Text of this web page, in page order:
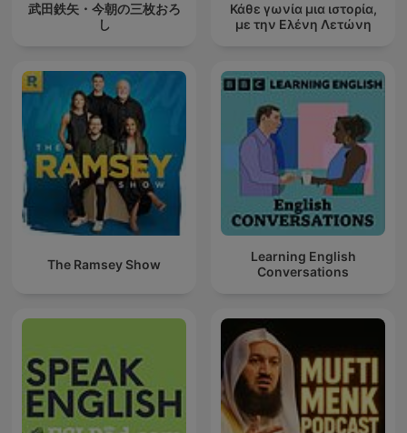
武田鉄矢・今朝の三枚おろ
し
Κάθε γωνία μια ιστορία,
με την Ελένη Λετώνη
The Ramsey Show
Learning English
Conversations